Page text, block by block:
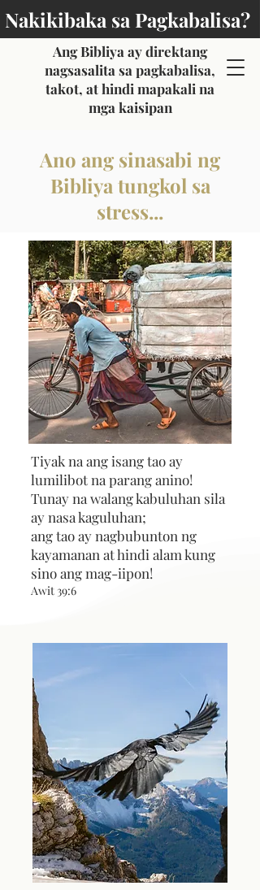
Nakikibaka sa Pagkabalisa?
Ang Bibliya ay direktang
nagsasalita sa pagkabalisa,
takot, at hindi mapakali na
mga kaisipan
Ano ang sinasabi ng
Bibliya tungkol sa
stress...
Tiyak na ang isang tao ay
lumilibot na parang anino!
Tunay na walang kabuluhan sila
ay nasa kaguluhan;
ang tao ay nagbubunton ng
kayamanan at hindi alam kung
sino ang mag-iipon!
Awit 39:6